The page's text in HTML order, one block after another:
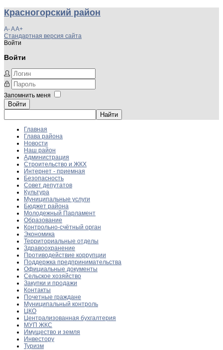
Красногорский район
A-AA+
Стандартная версия сайта
Войти
Войти
Запомнить меня
Войти
Главная
Глава района
Новости
Наш район
Администрация
Строительство и ЖКХ
Интернет - приемная
Безопасность
Совет депутатов
Культура
Муниципальные услуги
Бюджет района
Молодежный Парламент
Образование
Контрольно-счётный орган
Экономика
Территориальные отделы
Здравоохранение
Противодействие коррупции
Поддержка предпринимательства
Официальные документы
Сельское хозяйство
Закупки и продажи
Контакты
Почетные граждане
Муниципальный контроль
ЦКО
Централизованная бухгалтерия
МУП ЖКС
Имущество и земля
Инвестору
Туризм